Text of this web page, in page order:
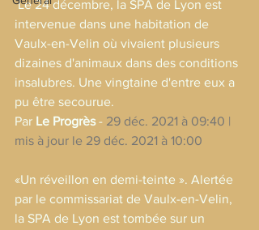
Le 24 décembre, la SPA de Lyon est
intervenue dans une habitation de
Vaulx-en-Velin où vivaient plusieurs
dizaines d'animaux dans des conditions
insalubres. Une vingtaine d'entre eux a
pu être secourue.
Par Le Progrès - 29 déc. 2021 à 09:40 |
mis à jour le 29 déc. 2021 à 10:00
«Un réveillon en demi-teinte ». Alertée
par le commissariat de Vaulx-en-Velin,
la SPA de Lyon est tombée sur un